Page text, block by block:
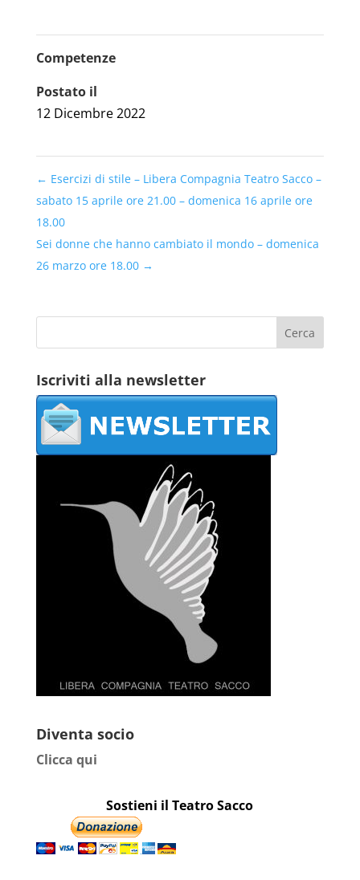
Competenze
Postato il
12 Dicembre 2022
← Esercizi di stile – Libera Compagnia Teatro Sacco –
sabato 15 aprile ore 21.00 – domenica 16 aprile ore
18.00
Sei donne che hanno cambiato il mondo – domenica
26 marzo ore 18.00 →
Iscriviti alla newsletter
Diventa socio
Clicca qui
Sostieni il Teatro Sacco